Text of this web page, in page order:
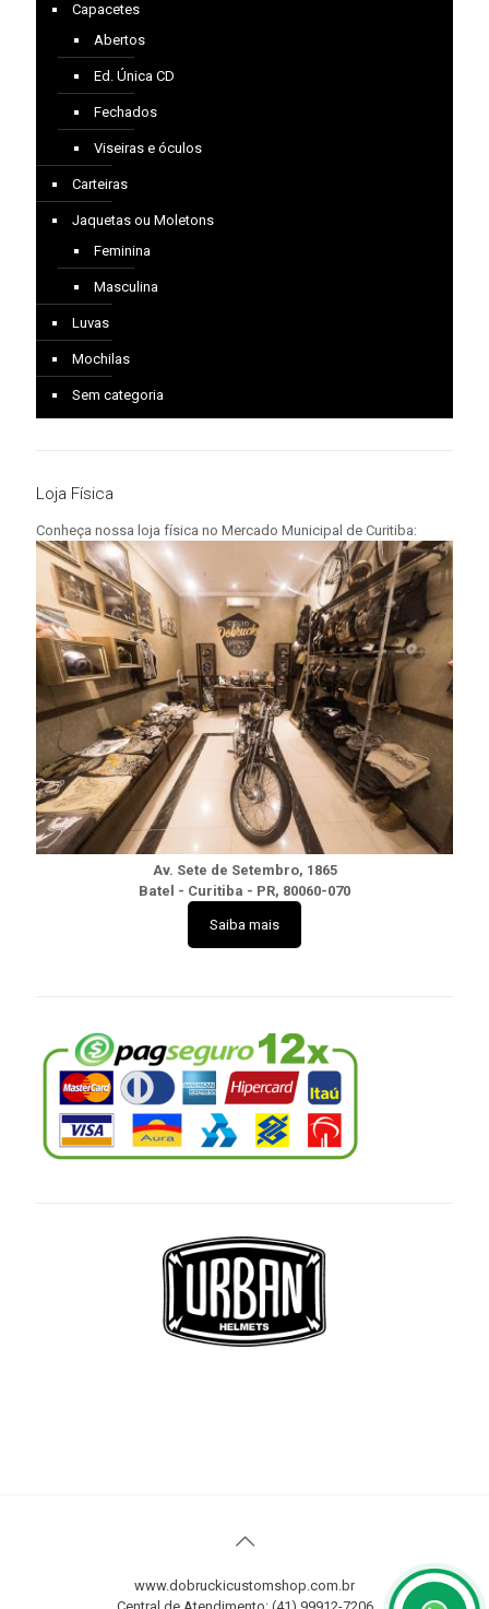
Capacetes
Abertos
Ed. Única CD
Fechados
Viseiras e óculos
Carteiras
Jaquetas ou Moletons
Feminina
Masculina
Luvas
Mochilas
Sem categoria
Loja Física
Conheça nossa loja física no Mercado Municipal de Curitiba:
Av. Sete de Setembro, 1865
Batel - Curitiba - PR, 80060-070
Saiba mais
www.dobruckicustomshop.com.br